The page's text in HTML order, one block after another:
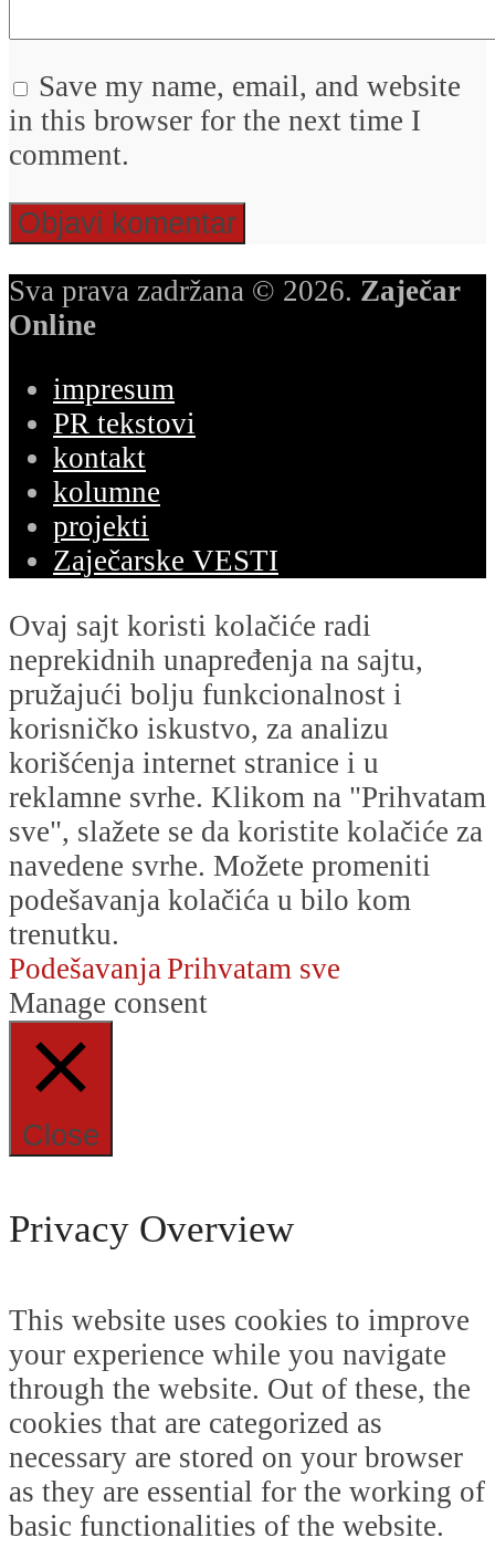
Save my name, email, and website
in this browser for the next time I
comment.
Sva prava zadržana © 2026. Zaječar
Online
impresum
PR tekstovi
kontakt
kolumne
projekti
Zaječarske VESTI
Ovaj sajt koristi kolačiće radi
neprekidnih unapređenja na sajtu,
pružajući bolju funkcionalnost i
korisničko iskustvo, za analizu
korišćenja internet stranice i u
reklamne svrhe. Klikom na "Prihvatam
sve", slažete se da koristite kolačiće za
navedene svrhe. Možete promeniti
podešavanja kolačića u bilo kom
trenutku.
Podešavanja Prihvatam sve
Manage consent
Close
Privacy Overview
This website uses cookies to improve
your experience while you navigate
through the website. Out of these, the
cookies that are categorized as
necessary are stored on your browser
as they are essential for the working of
basic functionalities of the website.